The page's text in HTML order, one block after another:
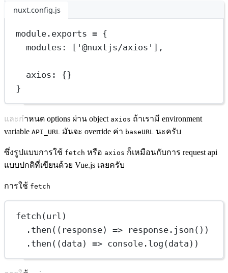
nuxt.config.js
module . exports = {
modules: [ '@nuxtjs/axios' ],
axios: {}
}
และกำหนด options ผ่าน object axios ถ้าเรามี environment
variable API_URL มันจะ override ค่า baseURL นะครับ
ซึ่งรูปแบบการใช้ fetch หรือ axios ก็เหมือนกับการ request api
แบบปกติที่เขียนด้วย Vue.js เลยครับ
การใช้ fetch
fetch (url)
. then (( response) => response. json ())
. then ((data ) => console. log (data))